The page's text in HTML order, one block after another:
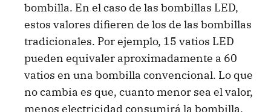
bombilla. En el caso de las bombillas LED,
estos valores difieren de los de las bombillas
tradicionales. Por ejemplo, 15 vatios LED
pueden equivaler aproximadamente a 60
vatios en una bombilla convencional. Lo que
no cambia es que, cuanto menor sea el valor,
menos electricidad consumirá la bombilla.